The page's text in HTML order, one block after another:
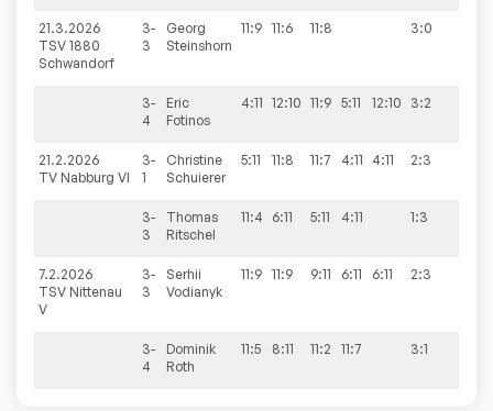
21.3.2026
TSV 1880
Schwandorf
3-
3
Georg
Steinshorn
11:9 11:6 11:8 3:0
3-
4
Eric
Fotinos
4:11 12:10 11:9 5:11 12:10 3:2
21.2.2026
TV Nabburg VI
3-
1
Christine
Schuierer
5:11 11:8 11:7 4:11 4:11 2:3
3-
3
Thomas
Ritschel
11:4 6:11 5:11 4:11 1:3
7.2.2026
TSV Nittenau
V
3-
3
Serhii
Vodianyk
11:9 11:9 9:11 6:11 6:11 2:3
3-
4
Dominik
Roth
11:5 8:11 11:2 11:7 3:1